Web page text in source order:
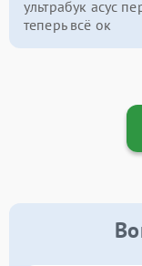
ультрабук асус
теперь всё ок